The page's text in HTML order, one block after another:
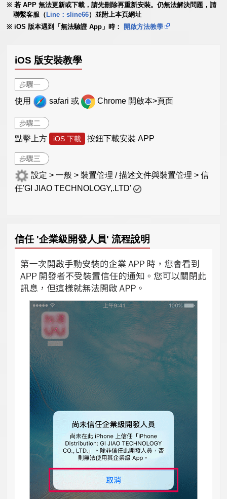
若 APP 無法更新或下載，請先刪除再重新安裝。仍無法解決問題，請
聯繫客服（ Line：sline66）並附上本頁網址
iOS 版本遇到「無法驗證 App」時：
開啟方法教學
iOS 版安裝教學
步驟一
使用 safari 或 Chrome 開啟本>頁面
步驟二
點擊上方 iOS 下載 按鈕下載安裝 APP
步驟三
設定 > 一般 > 裝置管理 / 描述文件與裝置管理 > 信
任'GI JIAO TECHNOLOGY,.LTD'
信任 '企業級開發人員' 流程說明